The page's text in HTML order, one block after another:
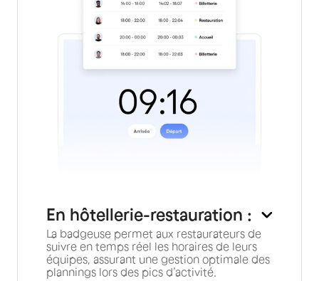
En hôtellerie-restauration :
La badgeuse permet aux restaurateurs de
suivre en temps réel les horaires de leurs
équipes, assurant une gestion optimale des
plannings lors des pics d’activité.